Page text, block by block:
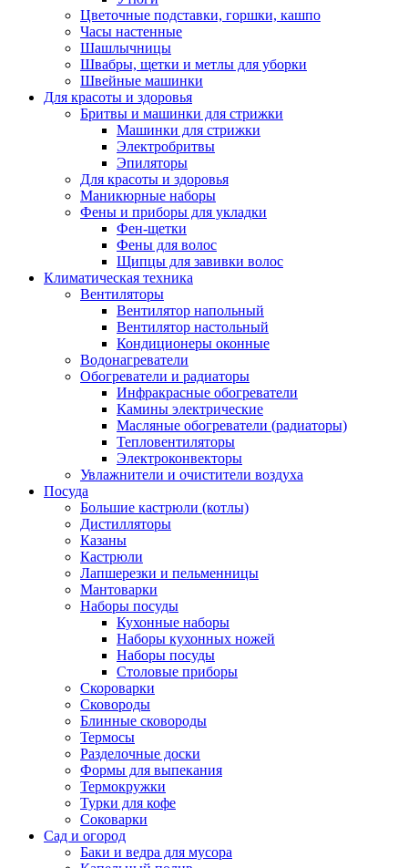
Цветочные подставки, горшки, кашпо
Часы настенные
Шашлычницы
Швабры, щетки и метлы для уборки
Швейные машинки
Для красоты и здоровья
Бритвы и машинки для стрижки
Машинки для стрижки
Электробритвы
Эпиляторы
Для красоты и здоровья
Маникюрные наборы
Фены и приборы для укладки
Фен-щетки
Фены для волос
Щипцы для завивки волос
Климатическая техника
Вентиляторы
Вентилятор напольный
Вентилятор настольный
Кондиционеры оконные
Водонагреватели
Обогреватели и радиаторы
Инфракрасные обогреватели
Камины электрические
Масляные обогреватели (радиаторы)
Тепловентиляторы
Электроконвекторы
Увлажнители и очистители воздуха
Посуда
Большие кастрюли (котлы)
Дистилляторы
Казаны
Кастрюли
Лапшерезки и пельменницы
Мантоварки
Наборы посуды
Кухонные наборы
Наборы кухонных ножей
Наборы посуды
Столовые приборы
Скороварки
Сковороды
Блинные сковороды
Термосы
Разделочные доски
Формы для выпекания
Термокружки
Турки для кофе
Соковарки
Сад и огород
Баки и ведра для мусора